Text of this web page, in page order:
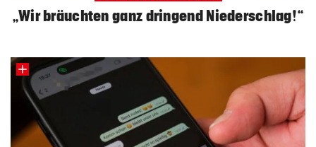
„Wir bräuchten ganz dringend Niederschlag!“